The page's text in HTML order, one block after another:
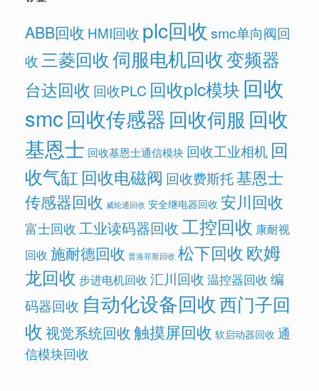
ABB回收 HMI回收 plc回收 smc单向阀回
收三菱回收伺服电机回收变频器
台达回收 回收PLC 回收plc模块 回收
smc回收传感器回收伺服 回收
基恩士 回收基恩士通信模块 回收工业相机 回
收气缸 回收电磁阀 回收费斯托基恩士
传感器回收 威纶通回收 安全继电器回收 安川回收
富士回收工业读码器回收工控回收 康耐视
回收 施耐德回收 普洛菲斯回收 松下回收欧姆
龙回收 步进电机回收 汇川回收 温控器回收 编
码器回收 自动化设备回收西门子回
收视觉系统回收触摸屏回收 软启动器回收 通
信模块回收